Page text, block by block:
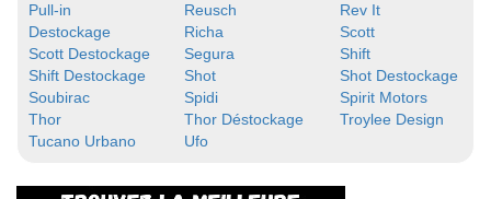
Pull-in
Destockage
Reusch
Rev It
Richa
Scott
Scott Destockage
Segura
Shift
Shift Destockage
Shot
Shot Destockage
Soubirac
Spidi
Spirit Motors
Thor
Thor Déstockage
Troylee Design
Tucano Urbano
Ufo